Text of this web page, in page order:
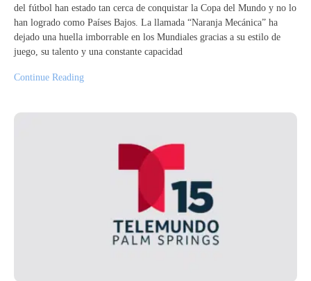
del fútbol han estado tan cerca de conquistar la Copa del Mundo y no lo
han logrado como Países Bajos. La llamada “Naranja Mecánica” ha
dejado una huella imborrable en los Mundiales gracias a su estilo de
juego, su talento y una constante capacidad
Continue Reading